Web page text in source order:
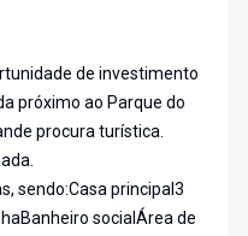
de investimento
próximo ao Parque do
procura turística.
sendo:Casa principal3
socialÁrea de